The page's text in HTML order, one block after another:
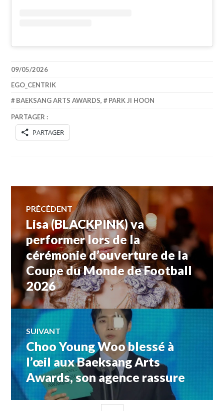
09/05/2026
EGO_CENTRIK
BAEKSANG ARTS AWARDS, PARK JI HOON
PARTAGER :
PARTAGER
Navigation
de
l’article
PRÉCÉDENT
Article
précédent :
Lisa (BLACKPINK) va
performer lors de la
cérémonie d’ouverture de la
Coupe du Monde de Football
2026
SUIVANT
Article
Suivant:
Choo Young Woo blessé à
l’œil aux Baeksang Arts
Awards, son agence rassure